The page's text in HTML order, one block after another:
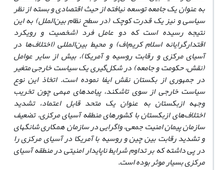
به عنوان یک جامعه توسعه نیافته از حیث اقتصادی و بسته از نظر
سیاسی و نیز یک قدرت کوچک (در سطح نظام بین‌الملل) به این
نتیجه رسیده است که دو عامل فرد (شخصیت و رویکرد
اقتدارگرایانه اسلام کریم‌اف) و محیط بین‌المللی (اختلاف‌ها در
آسیای مرکزی و رقابت روسیه و آمریکا)، بیش‌ از سایر عوامل
(نقش، حکومت و جامعه) در شکل‌گیری یک سیاست خارجی متغیر
در جمهوری از بکستان نقش ایفا نموده است. اتخاذ این نوع
سیاست خارجی از سوی تاشکند، پیامدهای مهمی چون تخریب
وجهه ازبکستان به عنوان یک متحد قابل اعتماد، تشدید
اختلاف‌های ازبکستان با کشورهای منطقه آسیای مرکزی، تضعیف
سازمان پیمان امنیت ‌جمعی، واگرایی در سازمان همکاری شانگهای
و تشدید رقابت بین چین و روسیه با آمریکا در آسیای مرکزی را
در پی داشته که بر تداوم شرایط ناپایدار امنیتی در منطقه آسیای
مرکزی بسیار موثر بوده است.